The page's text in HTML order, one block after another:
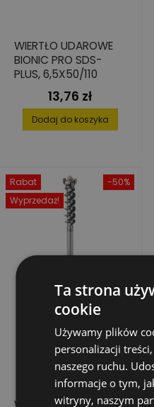
WIERTŁO UDAROWE
BIONIC PRO SDS-
PLUS, 6,5X50/110
Cena
13,76 zł
Dodaj do koszyka
-50%
Rabat
Wyprzedaż!
Ta strona
cookie
Używamy plików
personalizacji
naszego ruchu.
informacje o tym,
witryny, naszym